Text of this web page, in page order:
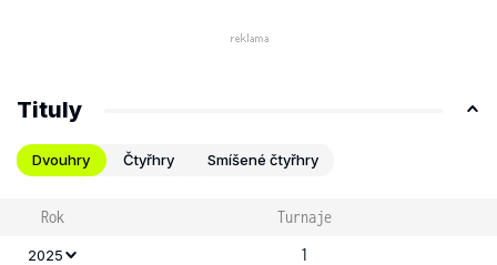
Tituly
Dvouhry Čtyřhry Smíšené čtyřhry
Rok Turnaje
2025 1